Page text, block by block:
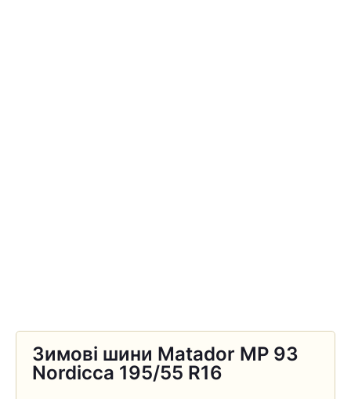
Зимові шини Matador MP 93
Nordicca 195/55 R16